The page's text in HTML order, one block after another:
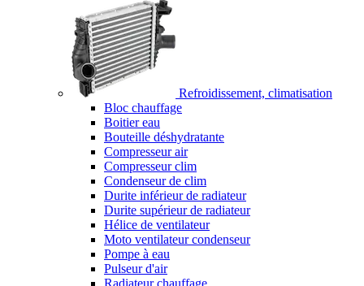
Refroidissement, climatisation
Bloc chauffage
Boitier eau
Bouteille déshydratante
Compresseur air
Compresseur clim
Condenseur de clim
Durite inférieur de radiateur
Durite supérieur de radiateur
Hélice de ventilateur
Moto ventilateur condenseur
Pompe à eau
Pulseur d'air
Radiateur chauffage